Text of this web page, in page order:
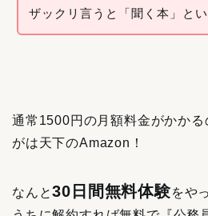
ザックリ言うと「聞く本」とい
通常1500円の月額料金がかか
がは天下のAmazon！
なんと30日間無料体験をや